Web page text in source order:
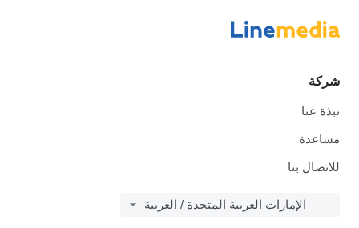
شركة
نبذة عنا
مساعدة
للاتصال بنا
الإمارات العربية المتحدة / العربية